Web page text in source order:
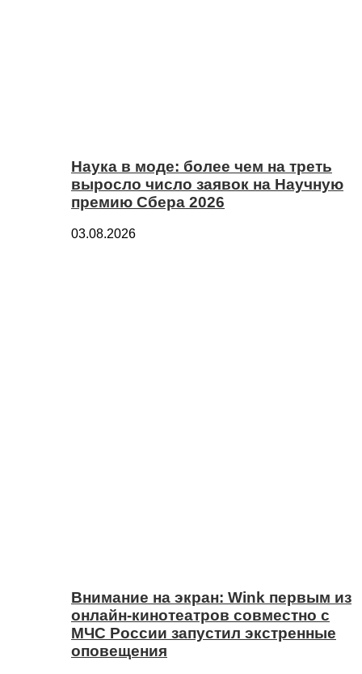
Наука в моде: более чем на треть
выросло число заявок на Научную
премию Сбера 2026
03.08.2026
Внимание на экран: Wink первым из
онлайн-кинотеатров совместно с
МЧС России запустил экстренные
оповещения